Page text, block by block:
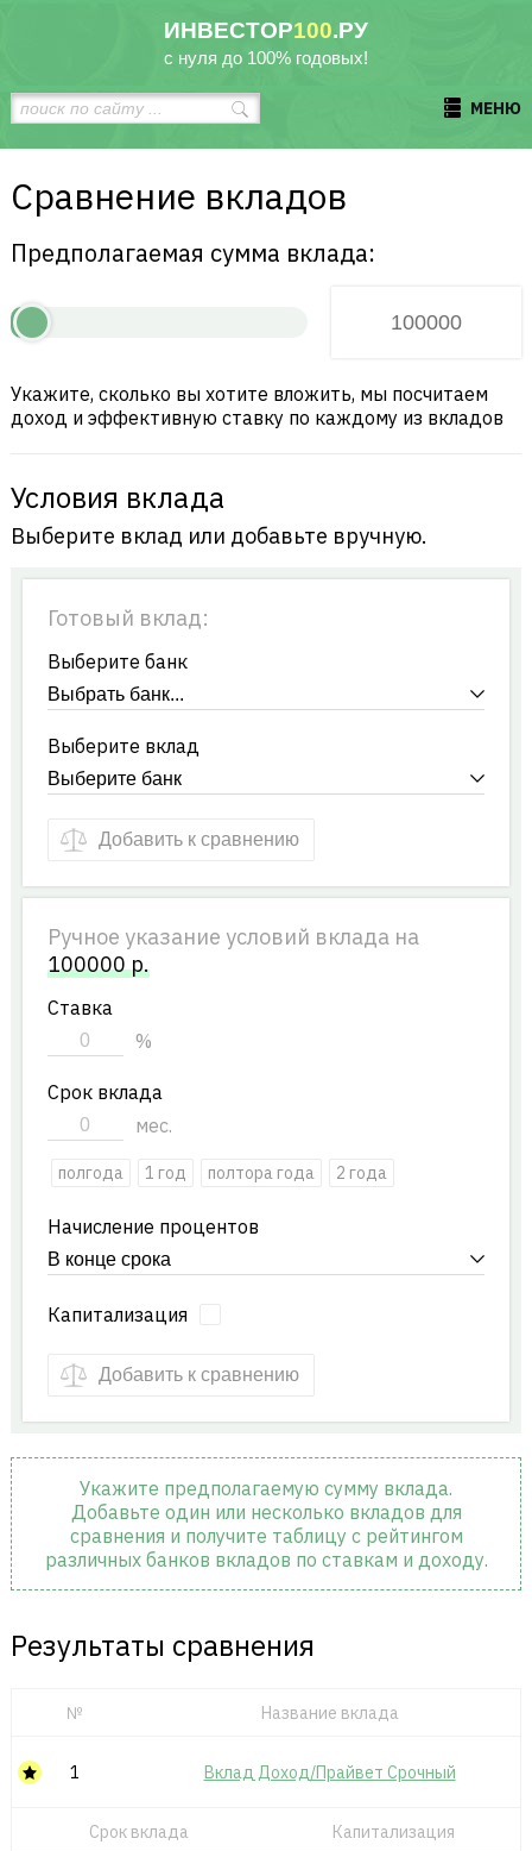
ИНВЕСТОР100.РУ
с нуля до 100% годовых!
МЕНЮ
Сравнение вкладов
Предполагаемая сумма вклада:
Укажите, сколько вы хотите вложить, мы посчитаем
доход и эффективную ставку по каждому из вкладов
Условия вклада
Выберите вклад или добавьте вручную.
Готовый вклад:
Выберите банк
Выберите вклад
Добавить к сравнению
Ручное указание условий вклада на
100000р.
Ставка
%
Срок вклада
мес.
полгода 1 год полтора года 2 года
Начисление процентов
Капитализация
Добавить к сравнению
Укажите предполагаемую сумму вклада.
Добавьте один или несколько вкладов для
сравнения и получите таблицу с рейтингом
различных банков вкладов по ставкам и доходу.
Результаты сравнения
№
1
Название вклада
Вклад Доход/Прайвет Срочный
Срок вклада Капитализация